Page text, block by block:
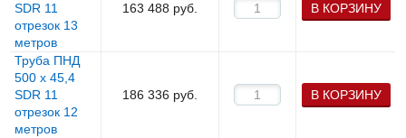
SDR 11
отрезок 13
метров
163 488 руб. В КОРЗИНУ
Труба ПНД
500 х 45,4
SDR 11
отрезок 12
метров
186 336 руб. В КОРЗИНУ